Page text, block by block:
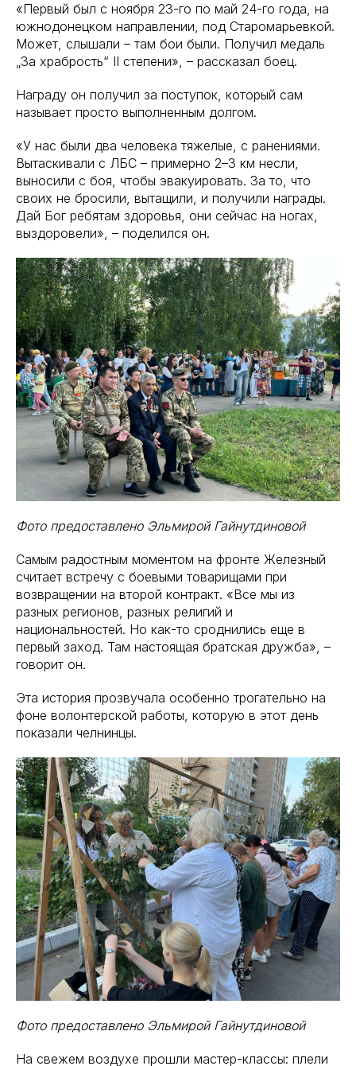
«Первый был с ноября 23-го по май 24-го года, на
южнодонецком направлении, под Старомарьевкой.
Может, слышали – там бои были. Получил медаль
„За храбрость“ II степени», – рассказал боец.
Награду он получил за поступок, который сам
называет просто выполненным долгом.
«У нас были два человека тяжелые, с ранениями.
Вытаскивали с ЛБС – примерно 2–3 км несли,
выносили с боя, чтобы эвакуировать. За то, что
своих не бросили, вытащили, и получили награды.
Дай Бог ребятам здоровья, они сейчас на ногах,
выздоровели», – поделился он.
Фото предоставлено Эльмирой Гайнутдиновой
Самым радостным моментом на фронте Железный
считает встречу с боевыми товарищами при
возвращении на второй контракт. «Все мы из
разных регионов, разных религий и
национальностей. Но как-то сроднились еще в
первый заход. Там настоящая братская дружба», –
говорит он.
Эта история прозвучала особенно трогательно на
фоне волонтерской работы, которую в этот день
показали челнинцы.
Фото предоставлено Эльмирой Гайнутдиновой
На свежем воздухе прошли мастер-классы: плели